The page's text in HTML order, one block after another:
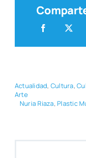
Actua­li­dad, Cul­tu­ra,
Arte
Nuria Ria­za, Plas­tic